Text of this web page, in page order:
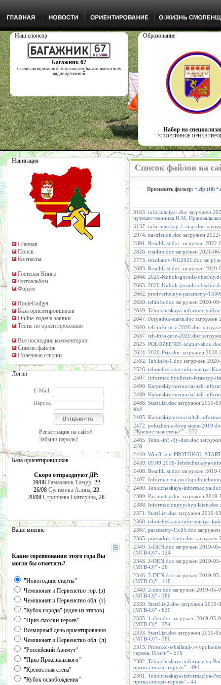
Наш спонсор
Багажник 67
Специализированный магазин автобагажников и всех
видов креплений
Образование
Набор на
"СПОРТИВНОЕ
Навигация
Главная
Поиск
Контакты
Гостевая Книга
Фотоальбом
Форум
RouteGadget
База ориентировщиков
Online-подача заявки
Тесты по ориентированию
Все последние комментарии
Список файлов
Полезные ссылки
Логин
E-Mail:
Пароль
Регистрация на сайте!
Забыли пароль?
База ориентировщиков
Скоро отпразднуют ДР:
19/08 Рамазанов Тимур, 22
26/08 Сулимова Алина, 23
28/08 Стряпчева Екатерина, 28
Ваше мнение
Какие соревнования этого года Вы
могли бы отметить?
"Новогодние старты"
Чемпионат и Первенство гор. (з)
Чемпионат и Первенство обл. (з)
"Кубок города" (один из этапов)
"Приз смолян-героев"
Всемирный день ориентирования
Чемпионат и Первенство обл. (л)
"Российский Азимут"
"Приз Пржевальского"
"Крепостная стена"
"Кубок освобождения"
Список файлов на
Применить фильтр: *.zip (10)
3163. informaciya-.doc загружен
путешественника Н.М.
3137. info-masskap-1-etap.doc
2974. na-triatlon.doc загружен
2891. ResultList.doc загружен 2022-
2826. triatlon.doc загружен 2021-
2773. rezultatov-NG2021.doc
2693. ResultList.doc загружен 2020-
2664. 2020-Kubok-goroda-
2663. 2020-Kubok-goroda-
2662. predvaritelnye-parametry-
2650. tehinfo.doc загружен 2020-
2649. Tehnicheskaya-
2647. Poryadok-starta.doc загружен
2640. teh-info-priz-2020.doc
2637. teh-info-priz-2020.doc
2625. POLOZhENIE-azimut-shou.doc
2624. 2020-Priz.doc загружен
2582. Teh.info-1.doc загружен
2526. tehnicheskaya-informaciya-
2507. Informac.byulleten-Krasnyy-
2490. Katynskiy-memorial-
2489. Katynskiy-memorial-
2488. StartList.doc загружен 2019-
653
2485.
2472. polozhenie-Krep.stena-
\"Крепостная стена\"" - 572
2465. Tehn.-inf.-3y-den.doc
278
2440. WinOrient-PROTOKOL-
2439. 09.09.2018-Tehnicheskaya-
2408. ResultList.doc загружен 2019-
2407. Informaciya-po-
2400. Tehnicheskaya-informaciya.doc
2399. Parametry.doc загружен
2388. Informacionnyy-byulleten.doc
2371. StartList.doc загружен 2019-
2368. tehnicheskaya-informaciya-
2367. parametry-15.05.doc
2365. poryadok-starta.doc загружен
2349. 3-DEN.doc загружен 2019-
(MTB-O)" - 124
2348. 3-DEN.doc загружен 2019-
(MTB-O)" - 26
2346. 3-DEN.doc загружен 2019-
(MTB-O)" - 118
2340. 2-den.doc загружен 2019-05-
(MTB-O)" - 380
2339. StartList2.doc загружен 2019-
(MTB-O)" - 639
2335. 1-den.doc загружен 2019-05-
(MTB-O)" - 254
2333. StartList.doc загружен 2019-
(MTB-O)" - 380
2313. Protokol-s-ballami-i-
героев. Итоги" - 575
2302. Tehnicheskaya-informaciya-
призы смолян-героев" - 494
2301. Tehnicheskaya-informaciya-
призы смолян-героев" - 44